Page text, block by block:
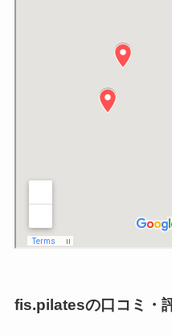
fis.pilatesの口コミ・